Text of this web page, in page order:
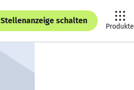
Stellenanzeige schalten
Produkte